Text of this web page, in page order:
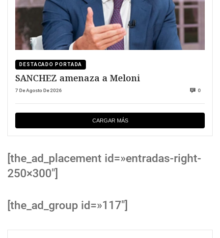
DESTACADO PORTADA
SANCHEZ amenaza a Meloni
7 De Agosto De 2026 0
CARGAR MÁS
[the_ad_placement id=»entradas-right-
250×300″]
[the_ad_group id=»117″]